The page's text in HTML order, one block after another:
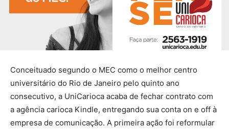
Conceituado segundo o MEC como o melhor centro
universitário do Rio de Janeiro pelo quinto ano
consecutivo, a UniCarioca acaba de fechar contrato com
a agência carioca Kindle, entregando sua conta on e off à
empresa de comunicação. A primeira ação foi reformular